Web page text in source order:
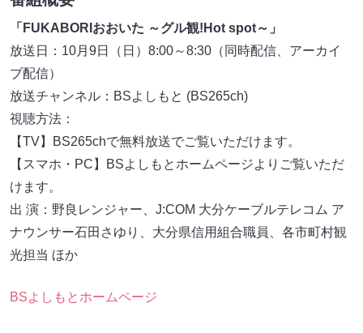
「FUKABORIおおいた ～グル観!Hot spot～」
放送日：10月9日（日）8:00～8:30（同時配信、アーカイ
ブ配信）
放送チャンネル：BSよしもと (BS265ch)
視聴方法：
【TV】BS265chで無料放送でご覧いただけます。
【スマホ・PC】BSよしもとホームページよりご覧いただ
けます。
出 演：野良レンジャー、J:COM 大分ケーブルテレコム ア
ナウンサー石田さゆり、大分県信用組合職員、各市町村観
光担当 ほか
BSよしもとホームページ